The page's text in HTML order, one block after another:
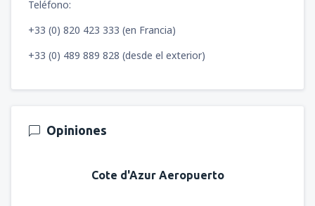
Teléfono:
+33 (0) 820 423 333 (en Francia)
+33 (0) 489 889 828 (desde el exterior)
Opiniones
Cote d'Azur Aeropuerto